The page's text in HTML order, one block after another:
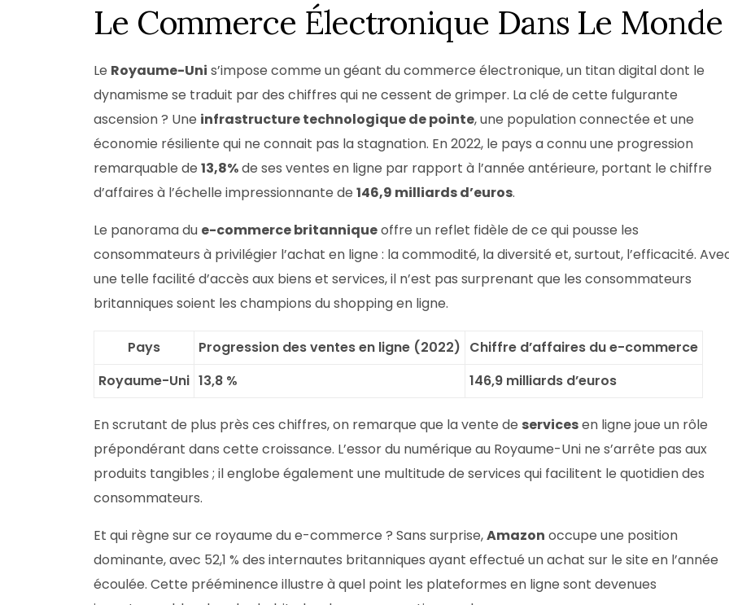
Le Commerce Électronique Dans Le Monde
Le Royaume-Uni s’impose comme un géant du commerce électronique, un titan digital dont le
dynamisme se traduit par des chiffres qui ne cessent de grimper. La clé de cette fulgurante
ascension ? Une infrastructure technologique de pointe, une population connectée et une
économie résiliente qui ne connait pas la stagnation. En 2022, le pays a connu une progression
remarquable de 13,8%de ses ventes en ligne par rapport à l’année antérieure, portant le chiffre
d’affaires à l’échelle impressionnante de 146,9 milliards d’euros.
Le panorama du e-commerce britanniqueoffre un reflet fidèle de ce qui pousse les
consommateurs à privilégier l’achat en ligne : la commodité, la diversité et, surtout, l’efficacité.
une telle facilité d’accès aux biens et services, il n’est pas surprenant que les consommateurs
britanniques soient les champions du shopping en ligne.
Pays Progression des ventes en ligne (2022) Chiffre d’affaires du e-commerce
Royaume-Uni 13,8 % 146,9 milliards d’euros
En scrutant de plus près ces chiffres, on remarque que la vente de servicesen ligne joue un rôle
prépondérant dans cette croissance. L’essor du numérique au Royaume-Uni ne s’arrête pas aux
produits tangibles ; il englobe également une multitude de services qui facilitent le quotidien des
consommateurs.
Et qui règne sur ce royaume du e-commerce ? Sans surprise,Amazon occupe une position
dominante, avec 52,1 % des internautes britanniques ayant effectué un achat sur le site en l’année
écoulée. Cette prééminence illustre à quel point les plateformes en ligne sont devenues